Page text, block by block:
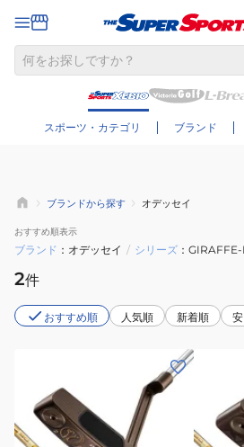
スポーツ・カテゴリ ブランド
さらに絞り込む
ブランドから探す オデッセイ
おすすめ順表示
ブランド オデッセイ / シリーズ
2件
おすすめ順 人気順 新着順